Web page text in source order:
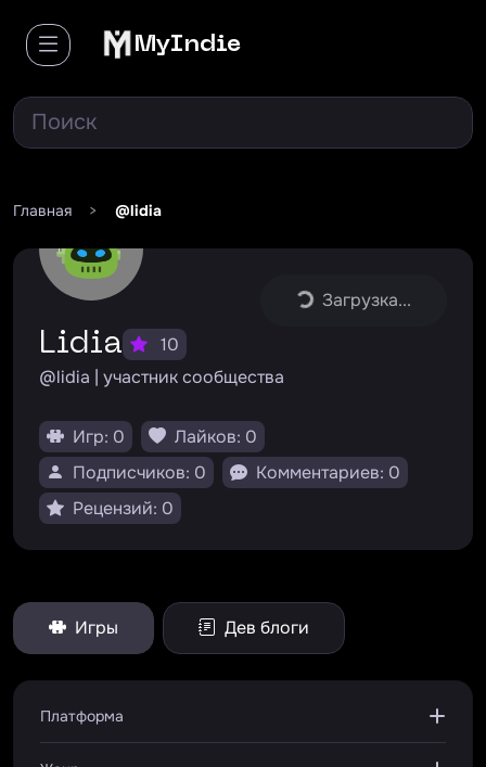
MyIndie
Главная > @lidia
Загрузка...
Lidia
10
@lidia | участник сообщества
Игр: 0
Лайков: 0
Подписчиков: 0
Комментариев: 0
Рецензий: 0
Игры Дев блоги
Платформа